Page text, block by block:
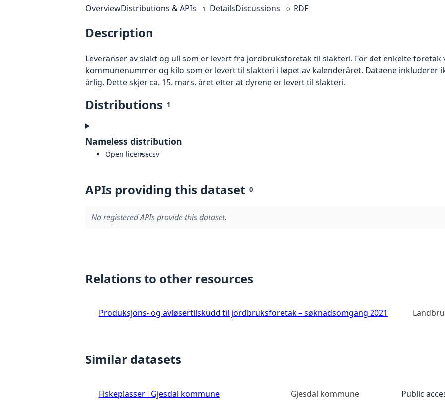
OverviewDistributions & APIs 1 DetailsDiscussions 0 RDF
Description
Leveranser av slakt og ull som er levert fra jordbruksforetak til slakteri. For det enkelte foretak
kommunenummer og kilo som er levert til slakteri i løpet av kalenderåret. Dataene inkluderer
årlig. Dette skjer ca. 15. mars, året etter at dyrene er levert til slakteri.
Distributions 1
Nameless distribution
Open licensecsv
APIs providing this dataset 0
No registered APIs provide this dataset.
Relations to other resources
Produksjons- og avløsertilskudd til jordbruksforetak – søknadsomgang 2021
Similar datasets
Fiskeplasser i Gjesdal kommune Gjesdal kommune Public